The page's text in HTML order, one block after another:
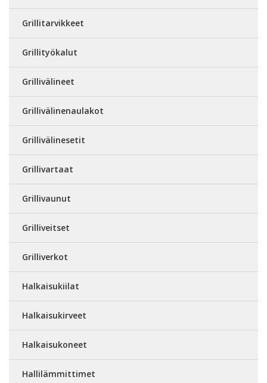
Grillitarvikkeet
Grillityökalut
Grillivälineet
Grillivälinenaulakot
Grillivälinesetit
Grillivartaat
Grillivaunut
Grilliveitset
Grilliverkot
Halkaisukiilat
Halkaisukirveet
Halkaisukoneet
Hallilämmittimet